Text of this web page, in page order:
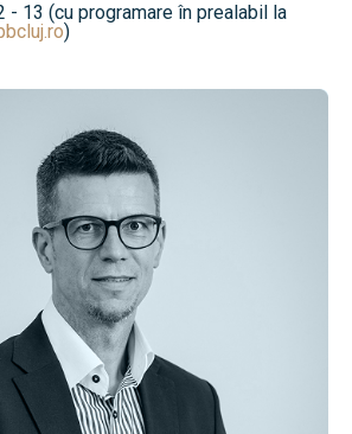
- 13 (cu programare în prealabil la
)